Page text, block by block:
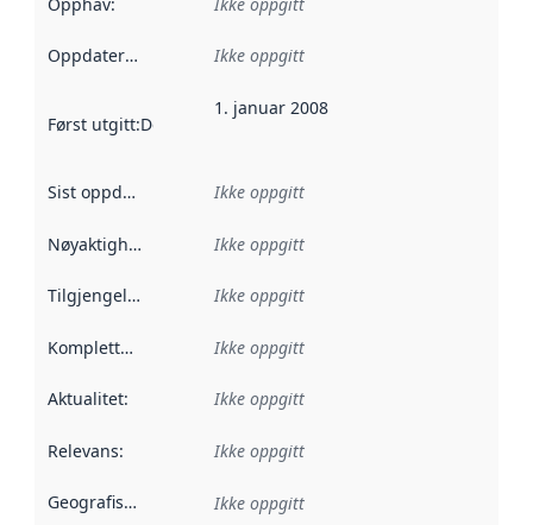
Oppdateringsfrekvens :
Ikke oppgitt
Først utgitt:Denne datoen sier når dataene i dette
1. januar 2008
Sist oppdatert Ikke oppgitt
Nøyaktighet Ikke oppgitt
Tilgjengelighet Ikke oppgitt
Kompletthet Ikke oppgitt
Aktualitet: Ikke oppgitt
Relevans: Ikke oppgitt
Geografisk avgrensning :
Ikke oppgitt